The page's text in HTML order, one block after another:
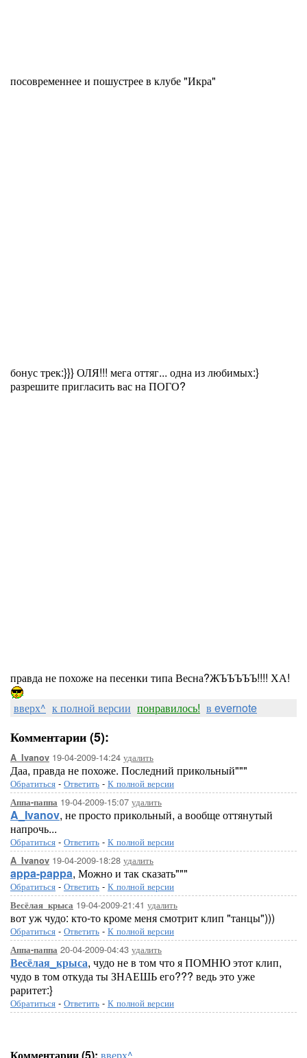
посовременнее и пошустрее в клубе "Икра"
бонус трек:}}} ОЛЯ!!! мега оттяг... одна из любимых:}
разрешите пригласить вас на ПОГО?
правда не похоже на песенки типа Весна?ЖЪЪЪЪЪ!!!! ХА!
вверх^ к полной версии понравилось! в evernote
Комментарии (5):
A_Ivanov 19-04-2009-14:24 удалить
Даа, правда не похоже. Последний прикольный"""
Обратиться - Ответить - К полной версии
Аппа-паппа 19-04-2009-15:07 удалить
A_Ivanov, не просто прикольный, а вообще оттянутый
напрочь...
Обратиться - Ответить - К полной версии
A_Ivanov 19-04-2009-18:28 удалить
appa-pappa, Можно и так сказать"""
Обратиться - Ответить - К полной версии
Весёлая_крыса 19-04-2009-21:41 удалить
вот уж чудо: кто-то кроме меня смотрит клип "танцы")))
Обратиться - Ответить - К полной версии
Аппа-паппа 20-04-2009-04:43 удалить
Весёлая_крыса, чудо не в том что я ПОМНЮ этот клип,
чудо в том откуда ты ЗНАЕШЬ его??? ведь это уже
раритет:}
Обратиться - Ответить - К полной версии